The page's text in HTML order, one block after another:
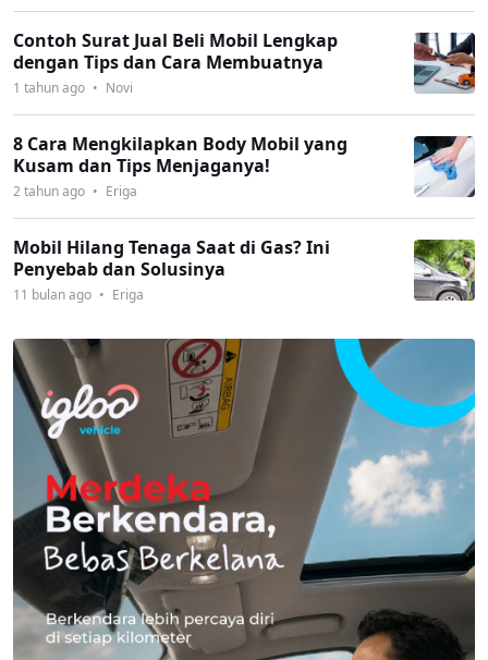
Contoh Surat Jual Beli Mobil Lengkap
dengan Tips dan Cara Membuatnya
1 tahun ago • Novi
8 Cara Mengkilapkan Body Mobil yang
Kusam dan Tips Menjaganya!
2 tahun ago • Eriga
Mobil Hilang Tenaga Saat di Gas? Ini
Penyebab dan Solusinya
11 bulan ago • Eriga